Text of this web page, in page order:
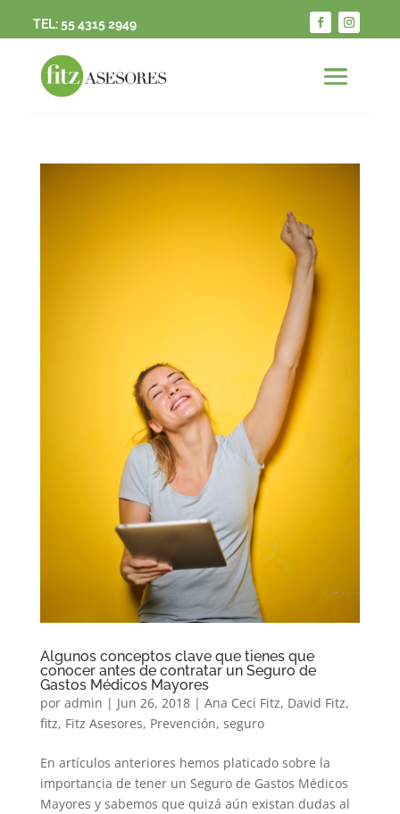
TEL:55 4315 2949
Algunos conceptos clave que tienes que
conocer antes de contratar un Seguro de
Gastos Médicos Mayores
por admin | Jun 26, 2018| Ana Ceci Fitz, David Fitz,
fitz, Fitz Asesores, Prevención, seguro
En artículos anteriores hemos platicado sobre la
importancia de tener un Seguro de Gastos Médicos
Mayores y sabemos que quizá aún existan dudas al